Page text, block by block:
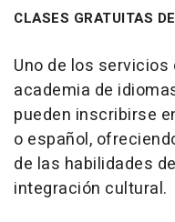
CLASES GRATUITAS
Uno de los
academia de
pueden inscribirse
o español,
de las habilidades
integración cultural.